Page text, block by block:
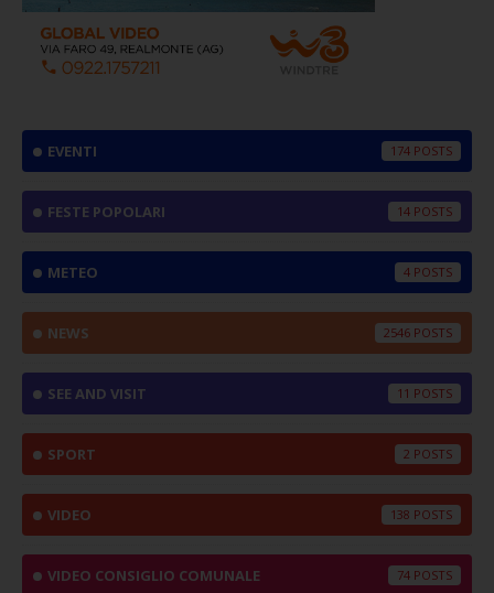
EVENTI 174
FESTE POPOLARI 14
METEO 4
NEWS 2546
SEE AND VISIT 11
SPORT 2
VIDEO 138
VIDEO CONSIGLIO COMUNALE 74